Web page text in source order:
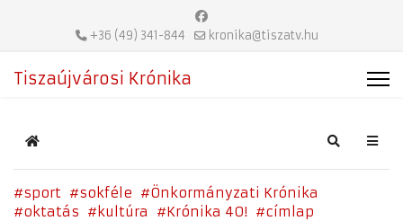
+36 (49) 341-844 kronika@tiszatv.hu
Tiszaújvárosi Krónika
Home Search
sport sokféle
Önkormányzati Krónika
oktatás
kultúra Krónika 40!
címlap